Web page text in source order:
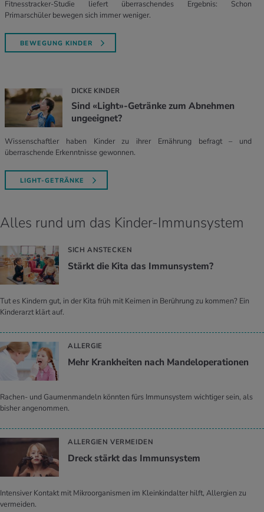
Fitnesstracker-Studie liefert überraschendes Ergebnis: Schon
Primarschüler bewegen sich immer weniger.
BEWEGUNG KINDER
DICKE KINDER
Sind «Light»-Getränke zum Abnehmen
ungeeignet?
Wissenschaftler haben Kinder zu ihrer Ernährung befragt – und
überraschende Erkenntnisse gewonnen.
LIGHT-GETRÄNKE
Alles rund um das Kinder-Immunsystem
SICH ANSTECKEN
Stärkt die Kita das Im­mun­sys­tem?
Tut es Kindern gut, in der Kita früh mit Keimen in Berührung zu kommen? Ein
Kinderarzt klärt auf.
ALLERGIE
Mehr Krank­hei­ten nach Man­del­ope­ra­tio­nen
Rachen- und Gaumenmandeln könnten fürs Immunsystem wichtiger sein, als
bisher angenommen.
ALLERGIEN VERMEIDEN
Dreck stärkt das Im­mun­sys­tem
Intensiver Kontakt mit Mikroorganismen im Kleinkindalter hilft, Allergien zu
vermeiden.